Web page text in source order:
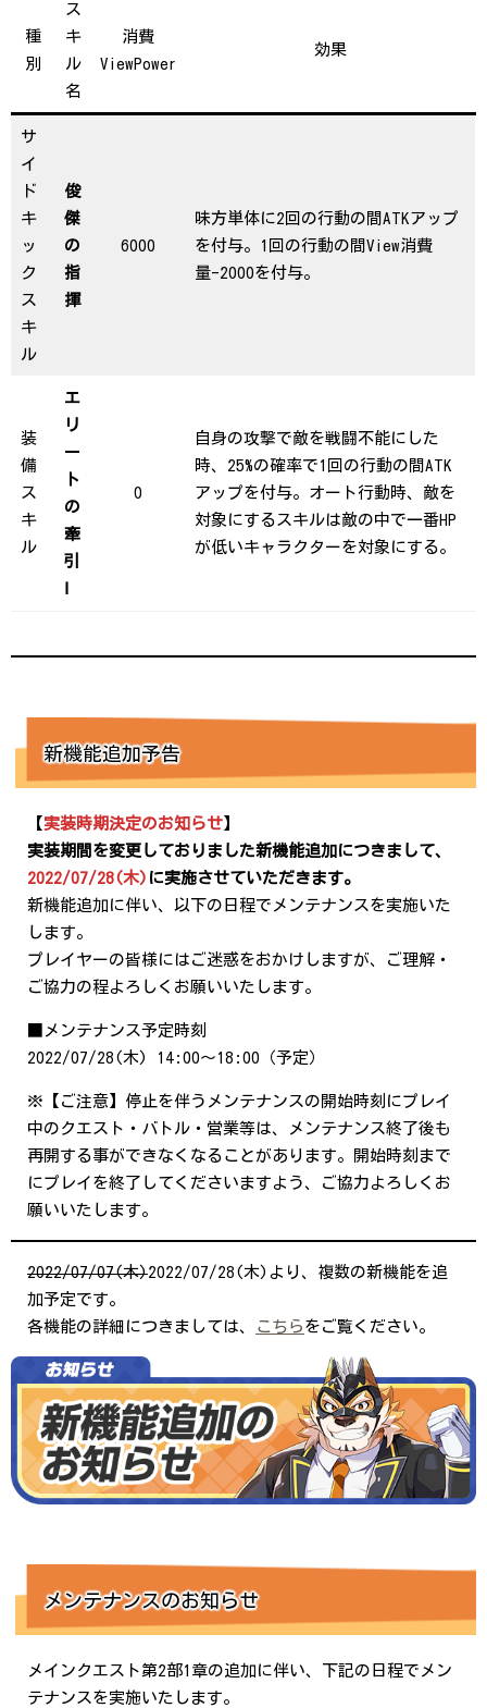
種
別
ス
キ
ル
名
消費
ViewPower
効果
サ
イ
ド
キ
ッ
ク
ス
キ
ル
俊
傑
の
指
揮
6000
味方単体に2回の行動の間ATKアップ
を付与。1回の行動の間View消費
量-2000を付与。
装
備
ス
キ
ル
エ
リ
ー
ト
の
牽
引
0
自身の攻撃で敵を戦闘不能にした
時、25%の確率で1回の行動の間ATK
アップを付与。オート行動時、敵を
対象にするスキルは敵の中で一番HP
が低いキャラクターを対象にする。
新機能追加予告
【 実装時期決定のお知らせ】
実装期間を変更しておりました新機能追加につきまして、
2022/07/28(木) に実施させていただきます。
新機能追加に伴い、以下の日程でメンテナンスを実施いた
します。
プレイヤーの皆様にはご迷惑をおかけしますが、ご理解・
ご協力の程よろしくお願いいたします。
■メンテナンス予定時刻
2022/07/28(木) 14:00～18:00（予定）
※【ご注意】停止を伴うメンテナンスの開始時刻にプレイ
中のクエスト・バトル・営業等は、メンテナンス終了後も
再開する事ができなくなることがあります。開始時刻まで
にプレイを終了してくださいますよう、ご協力よろしくお
願いいたします。
2022/07/07(木)2022/07/28(木)より、複数の新機能を追
加予定です。
各機能の詳細につきましては、
こちら をご覧ください。
メンテナンスのお知らせ
メインクエスト第2部1章の追加に伴い、下記の日程でメン
テナンスを実施いたします。